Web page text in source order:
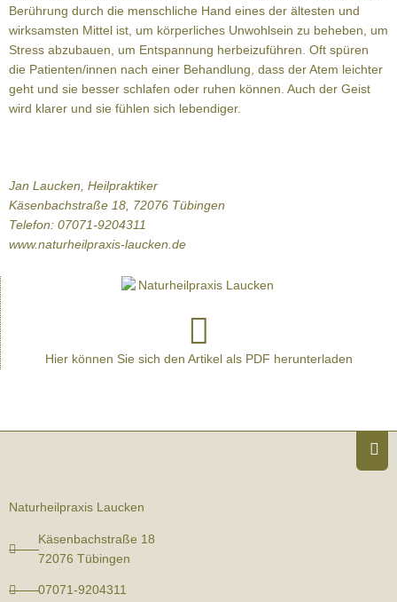
Berührung durch die menschliche Hand eines der ältesten und
wirksamsten Mittel ist, um körperliches Unwohlsein zu beheben, um
Stress abzubauen, um Entspannung herbeizuführen. Oft spüren
die Patienten/innen nach einer Behandlung, dass der Atem leichter
geht und sie besser schlafen oder ruhen können. Auch der Geist
wird klarer und sie fühlen sich lebendiger.
Jan Laucken, Heilpraktiker
Käsenbachstraße 18, 72076 Tübingen
Telefon: 07071-9204311
www.naturheilpraxis-laucken.de
Hier können Sie sich den Artikel als PDF herunterladen
Naturheilpraxis Laucken
Käsenbachstraße 18
72076 Tübingen
07071-9204311